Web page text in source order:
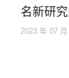
名新研
2023 年 07 月